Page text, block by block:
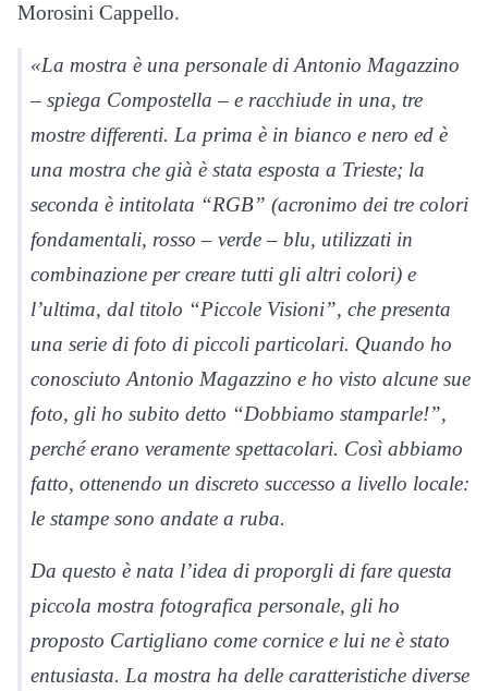
Morosini Cappello.
«La mostra è una personale di Antonio Magazzino
– spiega Compostella – e racchiude in una, tre
mostre differenti. La prima è in bianco e nero ed è
una mostra che già è stata esposta a Trieste; la
seconda è intitolata “RGB” (acronimo dei tre colori
fondamentali, rosso – verde – blu, utilizzati in
combinazione per creare tutti gli altri colori) e
l’ultima, dal titolo “Piccole Visioni”, che presenta
una serie di foto di piccoli particolari. Quando ho
conosciuto Antonio Magazzino e ho visto alcune sue
foto, gli ho subito detto “Dobbiamo stamparle!”,
perché erano veramente spettacolari. Così abbiamo
fatto, ottenendo un discreto successo a livello locale:
le stampe sono andate a ruba.
Da questo è nata l’idea di proporgli di fare questa
piccola mostra fotografica personale, gli ho
proposto Cartigliano come cornice e lui ne è stato
entusiasta. La mostra ha delle caratteristiche diverse